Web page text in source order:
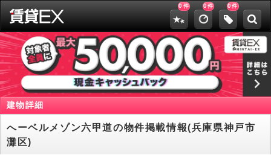
0 件 0件 0件
建物詳細
へーベルメゾン六甲道の物件掲載情報(兵庫県神戸市
灘区)